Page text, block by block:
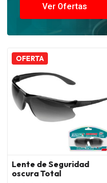
Ver Ofertas
OFERTA
Lente de Seguridad
oscura Total